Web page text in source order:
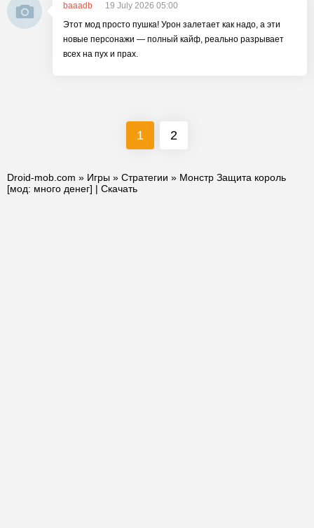
baaadb
19 July 2026 05:00
Этот мод просто пушка! Урон залетает как надо, а эти
новые персонажи — полный кайф, реально разрывает
всех на пух и прах.
1 2
Droid-mob.com » Игры » Стратегии » Монстр Защита король
[мод: много денег] | Скачать